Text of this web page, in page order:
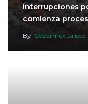
interrupciones
comienza
By Coparmex Jalisco